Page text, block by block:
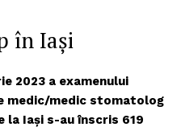
în Iași
2023 a examenului
medic/medic stomatolog
Iași s-au înscris 619